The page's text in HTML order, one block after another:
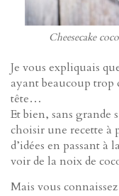
Cheesecake
Je vous expliquais
ayant beaucoup trop
tête…
Et bien, sans grande
choisir une recette à
d’idées en passant à
voir de la noix de
Mais vous